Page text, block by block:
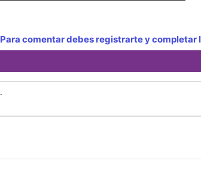
Para comentar debes registrarte y completar